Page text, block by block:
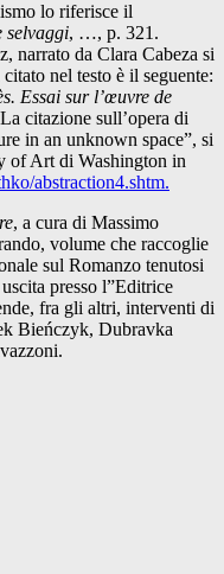
lo riferisce il
selvaggi, …, p. 321.
narrato da Clara Cabeza si
nel testo è il seguente:
Essai sur l’œuvre de
citazione sull’opera di
in an unknown space”, si
of Art di Washington in
abstraction4.shtm.
, a cura di Massimo
volume che raccoglie
sul Romanzo tenutosi
presso l”Editrice
fra gli altri, interventi di
Bieńczyk, Dubravka